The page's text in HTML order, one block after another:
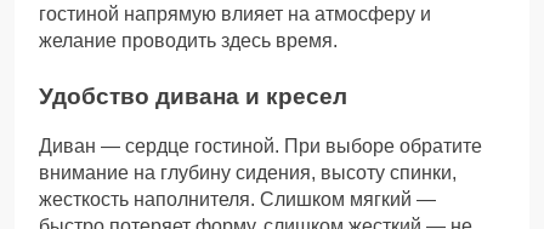
гостиной напрямую влияет на атмосферу и
желание проводить здесь время.
Удобство дивана и кресел
Диван — сердце гостиной. При выборе обратите
внимание на глубину сидения, высоту спинки,
жесткость наполнителя. Слишком мягкий —